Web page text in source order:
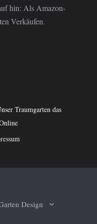
hin: Als Amazon-
Verkäufen.
Traumgarten das
Design